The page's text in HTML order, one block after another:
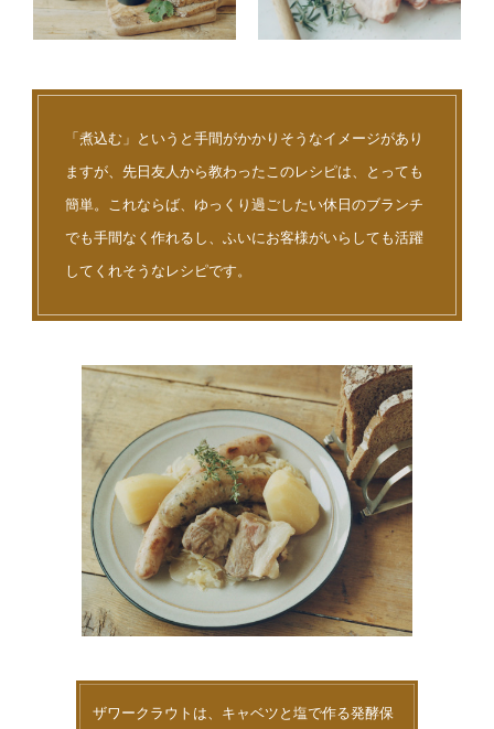
「煮込む」というと手間がかかりそうなイメージがあり
ますが、先日友人から教わったこのレシピは、とっても
簡単。これならば、ゆっくり過ごしたい休日のブランチ
でも手間なく作れるし、ふいにお客様がいらしても活躍
してくれそうなレシピです。
ザワークラウトは、キャベツと塩で作る発酵保